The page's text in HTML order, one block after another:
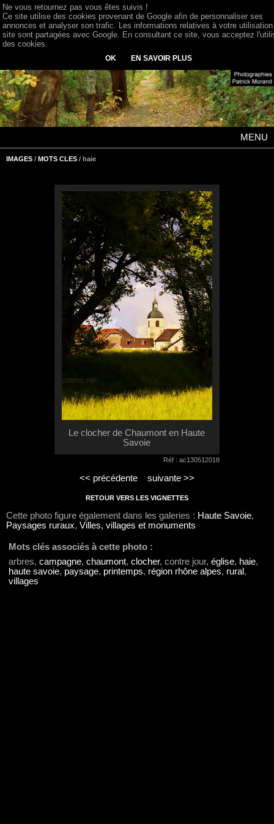
MENU
IMAGES / MOTS CLES / haie
Le clocher de Chaumont en Haute
Savoie
Réf : ac130512018
<< précédente suivante >>
RETOUR VERS LES VIGNETTES
Cette photo figure également dans les galeries : Haute Savoie,
Paysages ruraux, Villes, villages et monuments
Mots clés associés à cette photo :
arbres, campagne, chaumont, clocher, contre jour, église, haie,
haute savoie, paysage, printemps, région rhône alpes, rural ,
villages
Ne vous retournez pas vous êtes suivis !
Ce site utilise des cookies provenant de Google afin de personnaliser ses
annonces et analyser son trafic. Les informations relatives à votre
site sont partagées avec Google. En consultant ce site, vous acceptez
des cookies.
OK EN SAVOIR PLUS